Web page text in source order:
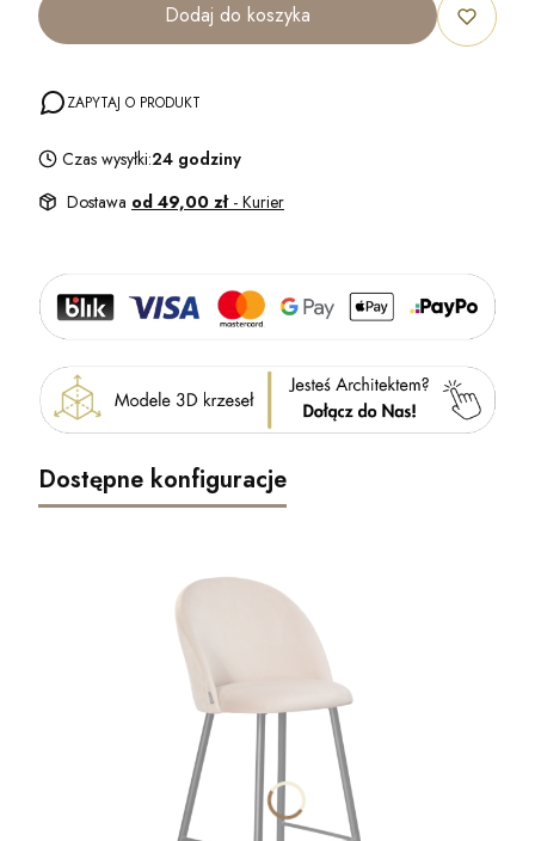
Dodaj do koszyka
ZAPYTAJ O PRODUKT
Czas wysyłki:24 godziny
Dostawa od 49,00 zł - Kurier
Dostępne konfiguracje